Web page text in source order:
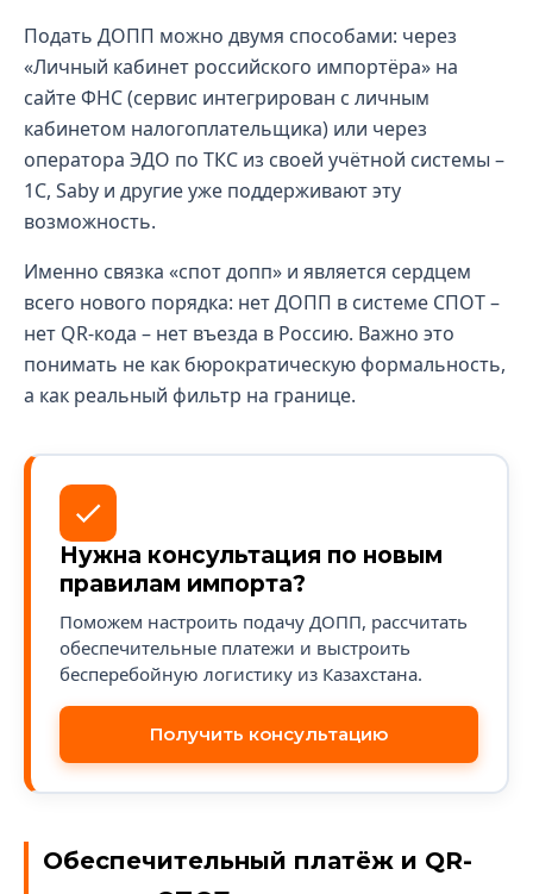
Подать ДОПП можно двумя способами: через
«Личный кабинет российского импортёра» на
сайте ФНС (сервис интегрирован с личным
кабинетом налогоплательщика) или через
оператора ЭДО по ТКС из своей учётной системы –
1С, Saby и другие уже поддерживают эту
возможность.
Именно связка «спот допп» и является сердцем
всего нового порядка: нет ДОПП в системе СПОТ –
нет QR-кода – нет въезда в Россию. Важно это
понимать не как бюрократическую формальность,
а как реальный фильтр на границе.
Нужна консультация по новым
правилам импорта?
Поможем настроить подачу ДОПП, рассчитать
обеспечительные платежи и выстроить
бесперебойную логистику из Казахстана.
Получить консультацию
Обеспечительный платёж и QR-